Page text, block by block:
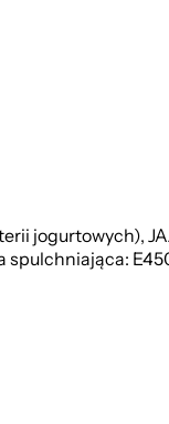
jogurtowych),
spulchniająca: